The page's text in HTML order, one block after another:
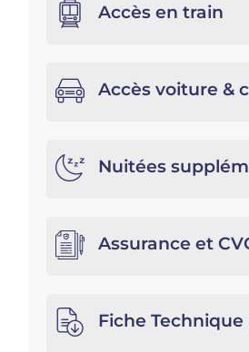
Accès en train
Accès voiture &
Nuitées
Assurance et
Fiche Technique